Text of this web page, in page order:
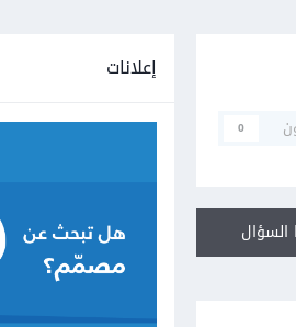
0
إعلانات